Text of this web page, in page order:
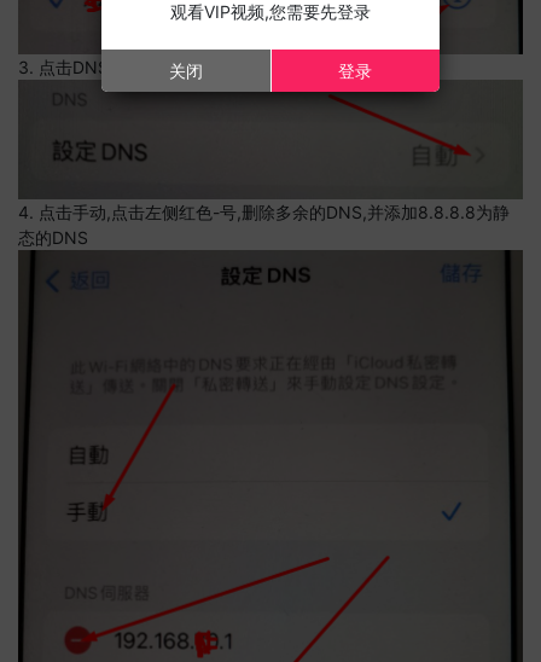
3. 点击DNS设置
4. 点击手动,点击左侧红色-号,删除多余的DNS,并添加8.8.8.8为静
态的DNS
观看VIP视频,您需要先登录
关闭 登录